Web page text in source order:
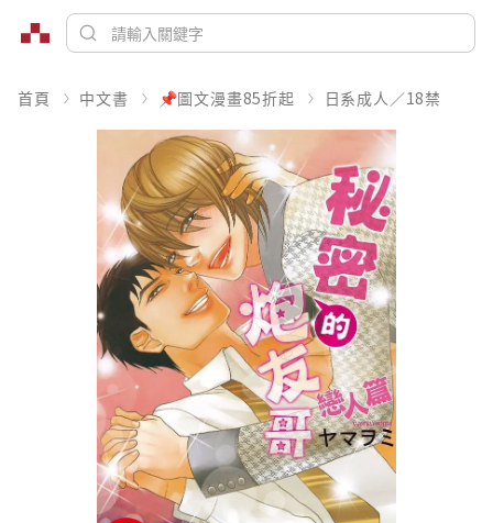
首頁 中文書 📌圖文漫畫85折起 日系成人／18禁